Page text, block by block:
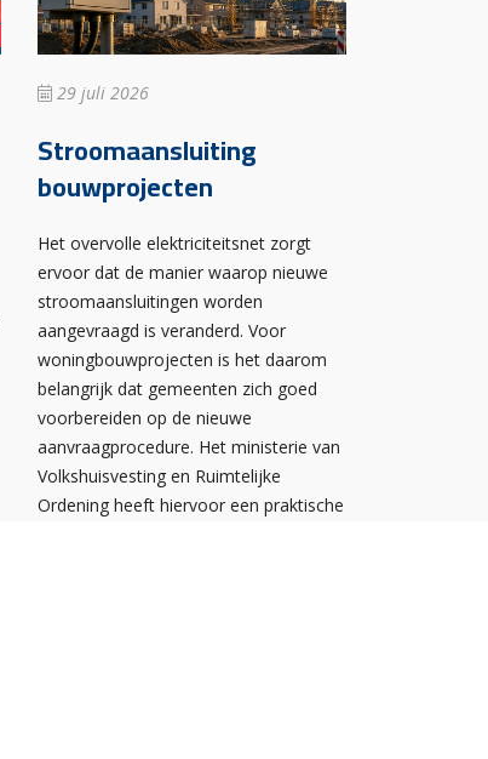
29 juli 2026
Stroomaansluiting
bouwprojecten
Het overvolle elektriciteitsnet zorgt
ervoor dat de manier waarop nieuwe
stroomaansluitingen worden
aangevraagd is veranderd. Voor
woningbouwprojecten is het daarom
belangrijk dat gemeenten zich goed
voorbereiden op de nieuwe
aanvraagprocedure. Het ministerie van
Volkshuisvesting en Ruimtelijke
Ordening heeft hiervoor een praktische